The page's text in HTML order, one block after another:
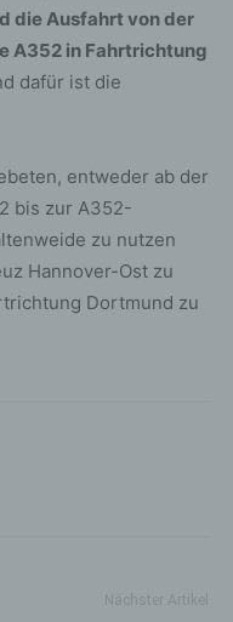
die Ausfahrt von der
A352 in Fahrtrichtung
dafür ist die
entweder ab der
bis zur A352-
zu nutzen
Hannover-Ost zu
Dortmund zu